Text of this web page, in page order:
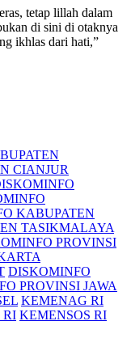
tetap lillah dalam
di sini di otaknya
ikhlas dari hati,”
CIANJUR
KABUPATEN
TASIKMALAYA
PROVINSI
DISKOMINFO
PROVINSI JAWA
KEMENAG RI
RI KEMENSOS RI